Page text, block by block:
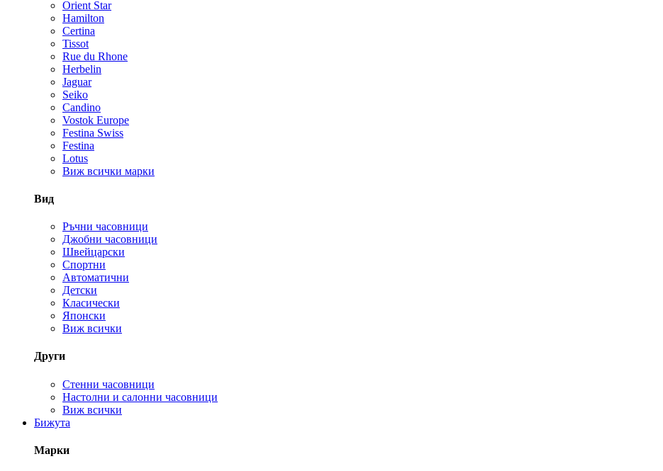
Orient Star
Hamilton
Certina
Tissot
Rue du Rhone
Herbelin
Jaguar
Seiko
Candino
Vostok Europe
Festina Swiss
Festina
Lotus
Виж всички марки
Вид
Ръчни часовници
Джобни часовници
Швейцарски
Спортни
Автоматични
Детски
Класически
Японски
Виж всички
Други
Стенни часовници
Настолни и салонни часовници
Виж всички
Бижута
Марки